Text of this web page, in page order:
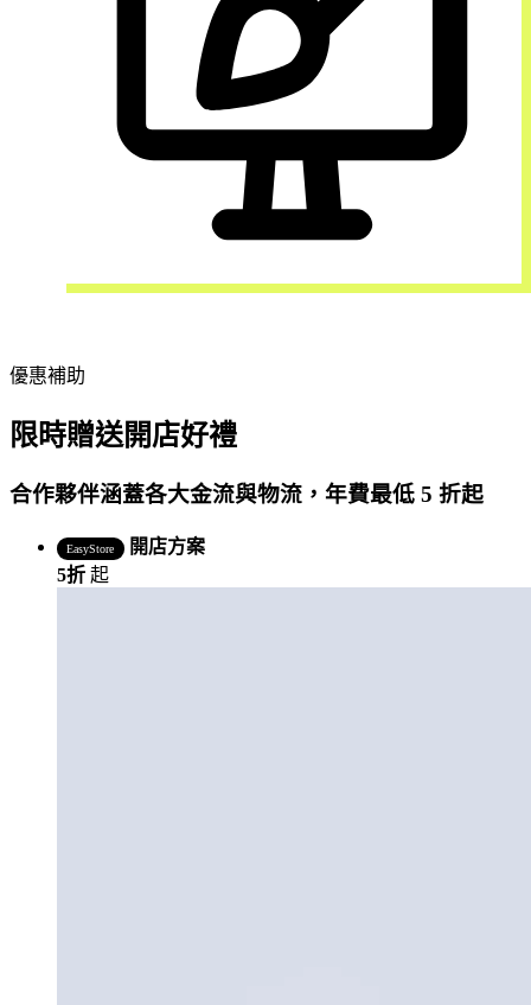
優惠補助
限時贈送開店好禮
合作夥伴涵蓋各大金流與物流，年費最低 5 折起
EasyStore
開店方案
5折 起